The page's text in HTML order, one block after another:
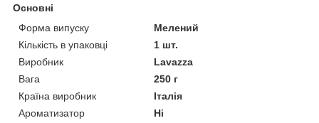
Основні
Форма випуску
Мелений
Кількість в упаковці
1 шт.
Виробник
Lavazza
Вага
250 г
Країна виробник
Італія
Ароматизатор
Ні